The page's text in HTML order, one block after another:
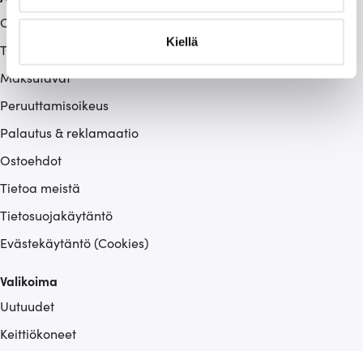
tiedot-osiossa
evästeilmoituksessa.
räätälöimiseen, sosiaalisen median ominaisuuksien
tukemiseen ja kävijämäärämme analysoimiseen. Lisäksi
alan kumppaneillemme tietoja siitä, miten käytät
sivustoamme. Kumppanimme voivat yhdistää näitä
kerätty, kun olet käyttänyt heidän palvelujaan.
Kiellä
Ota yhteyttä
Toimitustavat
Maksutavat
Peruuttamisoikeus
Palautus & reklamaatio
Ostoehdot
Tietoa meistä
Tietosuojakäytäntö
Evästekäytäntö (Cookies)
Valikoima
Uutuudet
Keittiökoneet